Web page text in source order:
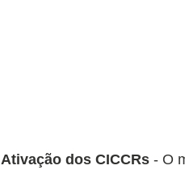
Ativação dos CICCRs - O